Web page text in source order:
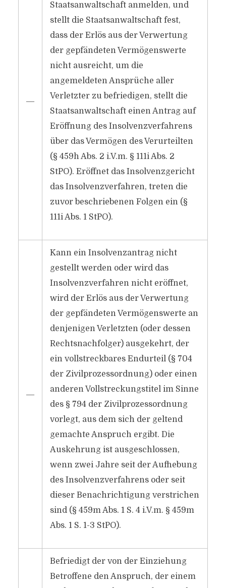
―
Staatsanwaltschaft anmelden, und
stellt die Staatsanwaltschaft fest,
dass der Erlös aus der Verwertung
der gepfändeten Vermögenswerte
nicht ausreicht, um die
angemeldeten Ansprüche aller
Verletzter zu befriedigen, stellt die
Staatsanwaltschaft einen Antrag auf
Eröffnung des Insolvenzverfahrens
über das Vermögen des Verurteilten
(§ 459h Abs. 2 i.V.m. § 111i Abs. 2
StPO). Eröffnet das Insolvenzgericht
das Insolvenzverfahren, treten die
zuvor beschriebenen Folgen ein (§
111i Abs. 1 StPO).
―
Kann ein Insolvenzantrag nicht
gestellt werden oder wird das
Insolvenzverfahren nicht eröffnet,
wird der Erlös aus der Verwertung
der gepfändeten Vermögenswerte an
denjenigen Verletzten (oder dessen
Rechtsnachfolger) ausgekehrt, der
ein vollstreckbares Endurteil (§ 704
der Zivilprozessordnung) oder einen
anderen Vollstreckungstitel im Sinne
des § 794 der Zivilprozessordnung
vorlegt, aus dem sich der geltend
gemachte Anspruch ergibt. Die
Auskehrung ist ausgeschlossen,
wenn zwei Jahre seit der Aufhebung
des Insolvenzverfahrens oder seit
dieser Benachrichtigung verstrichen
sind (§ 459m Abs. 1 S. 4 i.V.m. § 459m
Abs. 1 S. 1-3 StPO).
Befriedigt der von der Einziehung
Betroffene den Anspruch, der einem